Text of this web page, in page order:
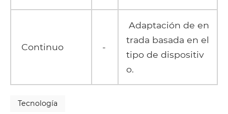
Continuo -
Adaptación de en
trada basada en el
tipo de dispositiv
o.
Tecnología